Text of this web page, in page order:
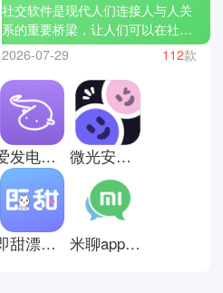
社交软件是现代人们连接人与人关
系的重要桥梁，让人们可以在社交
平台上跨越时间和空间的限制结识
对方。如今的社交软件不仅支持文
字、语音和视频聊天，还融合了兴
趣匹配、动态分享和社群互动等多
种玩法，让你们可以在不同场景下
找到适合自己的交流方式。你们可
以通过朋友圈或动态功能来记录生
活点滴并与好友互动，吸引兴趣相
同或有共鸣感的社交圈子，让沟通
变得更加高效且有温度。突然想要
认识新的朋友?小编这就为你们推
荐小圈交友、微光语音、友恋交友
2026-07-29 112款
爱发电漫画 微光安卓版
即甜漂流瓶 米聊app安卓版